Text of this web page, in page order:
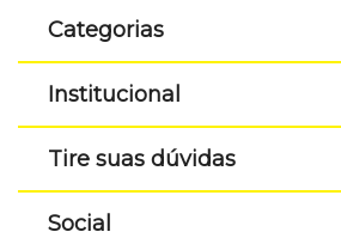
Categorias
Institucional
Tire suas dúvidas
Social